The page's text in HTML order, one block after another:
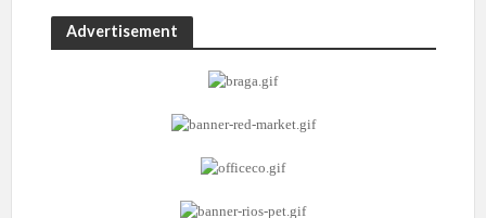
Advertisement